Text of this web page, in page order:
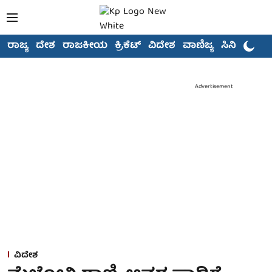
ರಾಜ್ಯ ದೇಶ ರಾಜಕೀಯ ಕ್ರಿಕೆಟ್ ವಿದೇಶ ವಾಣಿಜ್ಯ ಸಿನಿಮಾ
Advertisement
ವಿದೇಶ